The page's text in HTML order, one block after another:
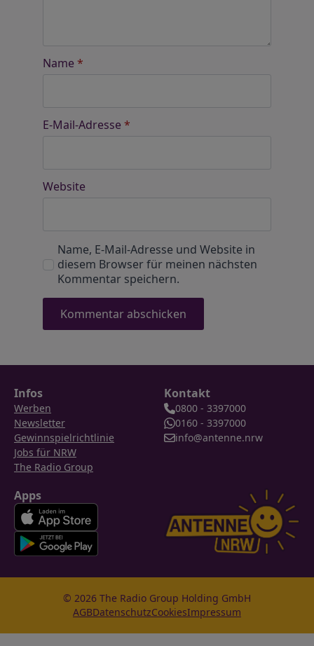
Name *
E-Mail-Adresse *
Website
Name, E-Mail-Adresse und Website in
diesem Browser für meinen nächsten
Kommentar speichern.
Infos
Werben
Newsletter
Gewinnspielrichtlinie
Jobs für NRW
The Radio Group
Kontakt
0800 - 3397000
0160 - 3397000
info@antenne.nrw
Apps
© 2026 The Radio Group Holding GmbH
AGBDatenschutzCookiesImpressum